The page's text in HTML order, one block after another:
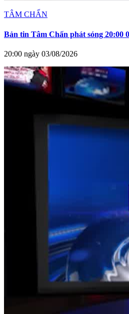
TÂM CHẤN
Bản tin Tâm Chấn phát sóng 20:00
20:00 ngày 03/08/2026